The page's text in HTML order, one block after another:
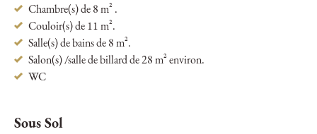
Chambre(s) de 8 m² .
Couloir(s) de 11 m².
Salle(s) de bains de 8 m².
Salon(s) /salle de billard de 28 m² environ.
WC
Sous Sol